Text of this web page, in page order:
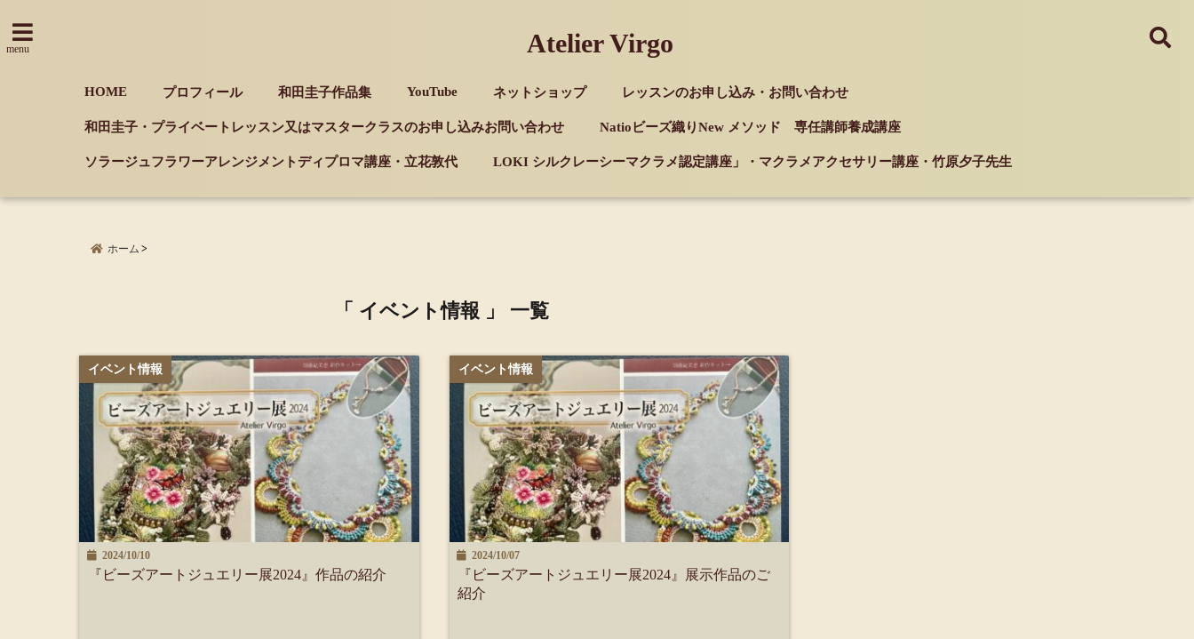
menu Atelier Virgo
HOME プロフィール 和田圭子作品集 YouTube ネットショップ レッスンのお申し込み・お問い合わせ
和田圭子・プライベートレッスン又はマスタークラスのお申し込みお問い合わせ Natioビーズ織りNew メソッド 専任講師養成講座
ソラージュフラワーアレンジメントディプロマ講座・立花敦代 LOKI シルクレーシーマクラメ認定講座」・マクラメアクセサリー講座・竹原夕子先生
ホーム
「 イベント情報 」 一覧
イベント情報
2024/10/10
『ビーズアートジュエリー展2024』作品の紹介
イベント情報
2024/10/07
『ビーズアートジュエリー展2024』展示作品のご
紹介